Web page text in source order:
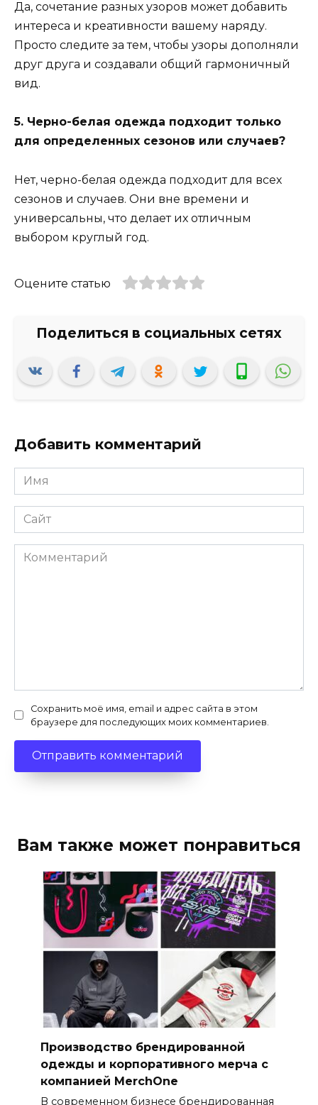
Да, сочетание разных узоров может добавить
интереса и креативности вашему наряду.
Просто следите за тем, чтобы узоры дополняли
друг друга и создавали общий гармоничный
вид.
5. Черно-белая одежда подходит только
для определенных сезонов или случаев?
Нет, черно-белая одежда подходит для всех
сезонов и случаев. Они вне времени и
универсальны, что делает их отличным
выбором круглый год.
Оцените статью
Добавить комментарий
Имя
*
Сайт
Комментарий
Сохранить моё имя, email и адрес сайта в этом
браузере для последующих моих комментариев.
Вам также может понравиться
Производство брендированной
одежды и корпоративного мерча с
компанией MerchOne
В современном бизнесе брендированная